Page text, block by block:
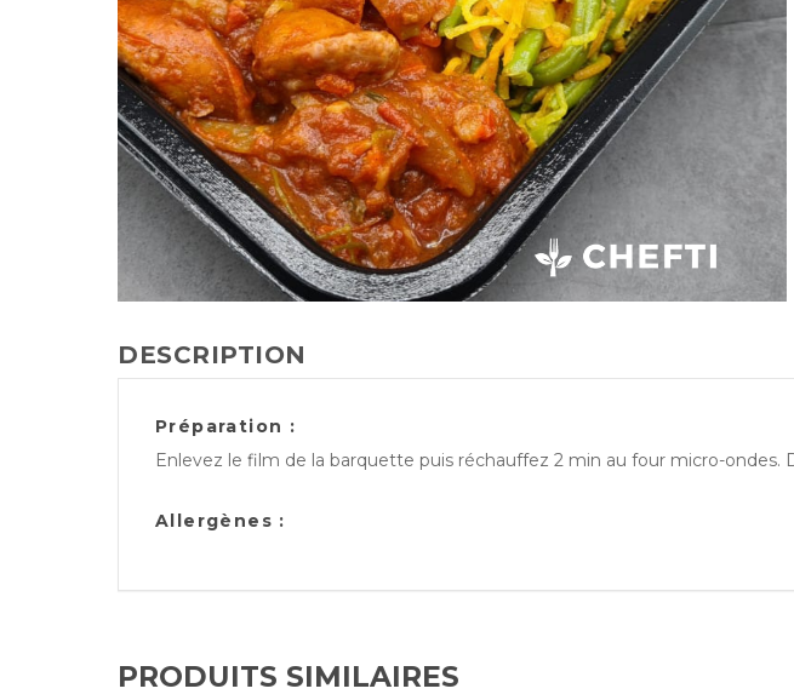
DESCRIPTION
Préparation :
Enlevez le film de la barquette puis réchauffez 2 min au four micro-ondes.
Allergènes :
PRODUITS SIMILAIRES